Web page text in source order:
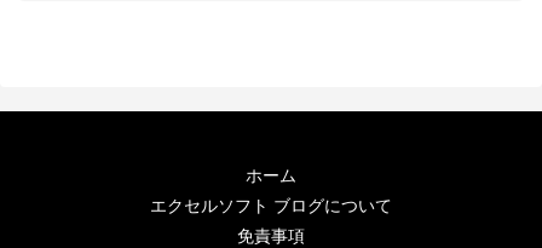
ホーム
エクセルソフト ブログについて
免責事項